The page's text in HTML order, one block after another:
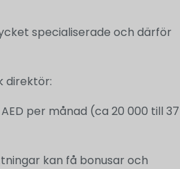
specialiserade och därför
direktör:
per månad (ca 20 000 till 37
kan få bonusar och